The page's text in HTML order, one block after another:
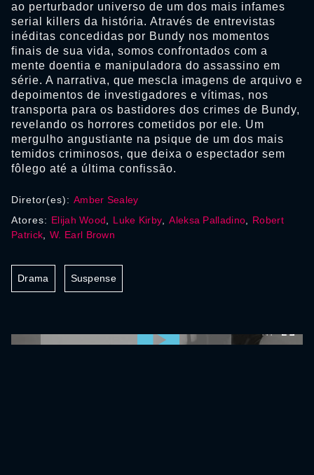
ao perturbador universo de um dos mais infames
serial killers da história. Através de entrevistas
inéditas concedidas por Bundy nos momentos
finais de sua vida, somos confrontados com a
mente doentia e manipuladora do assassino em
série. A narrativa, que mescla imagens de arquivo e
depoimentos de investigadores e vítimas, nos
transporta para os bastidores dos crimes de Bundy,
revelando os horrores cometidos por ele. Um
mergulho angustiante na psique de um dos mais
temidos criminosos, que deixa o espectador sem
fôlego até a última confissão.
Diretor(es): Amber Sealey
Atores: Elijah Wood Luke Kirby ,Aleksa Palladino
Robert
Patrick ,W. Earl Brown
Drama Suspense